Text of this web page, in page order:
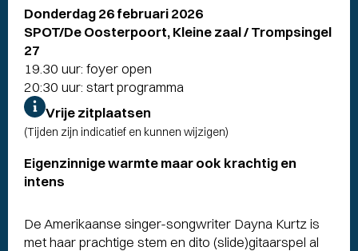
Donderdag 26 februari 2026
SPOT/De Oosterpoort, Kleine zaal / Trompsingel
27
19.30 uur: foyer open
20:30 uur: start programma
Vrije zitplaatsen
(Tijden zijn indicatief en kunnen wijzigen)
Eigenzinnige warmte maar ook krachtig en
intens
De Amerikaanse singer-songwriter Dayna Kurtz is
met haar prachtige stem en dito (slide)gitaarspel al